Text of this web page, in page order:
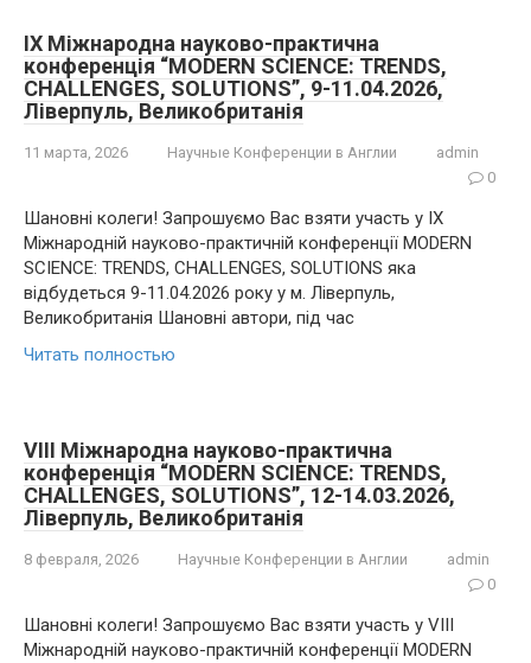
IX Міжнародна науково-практична
конференція “MODERN SCIENCE: TRENDS,
CHALLENGES, SOLUTIONS”, 9-11.04.2026,
Ліверпуль, Великобританія
11 марта, 2026 Научные Конференции в Англии
admin
0
Шановні колеги! Запрошуємо Вас взяти участь у IX
Міжнародній науково-практичній конференції MODERN
SCIENCE: TRENDS, CHALLENGES, SOLUTIONS яка
відбудеться 9-11.04.2026 року у м. Ліверпуль,
Великобританія Шановні автори, під час
Читать полностью
VIII Міжнародна науково-практична
конференція “MODERN SCIENCE: TRENDS,
CHALLENGES, SOLUTIONS”, 12-14.03.2026,
Ліверпуль, Великобританія
8 февраля, 2026 Научные Конференции в Англии
admin
0
Шановні колеги! Запрошуємо Вас взяти участь у VIII
Міжнародній науково-практичній конференції MODERN